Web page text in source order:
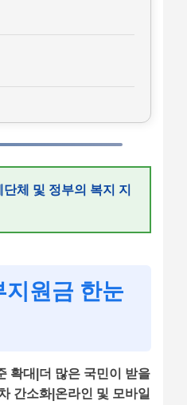
체 및 정부의 복지 지
지원금 한눈
확대|더 많은 국민이 받을
간소화|온라인 및 모바일